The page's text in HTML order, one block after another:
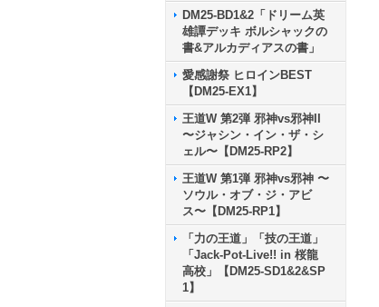
DM25-BD1&2「ドリーム英
雄譚デッキ ボルシャックの
書&アルカディアスの書」
愛感謝祭 ヒロインBEST
【DM25-EX1】
王道W 第2弾 邪神vs邪神II
〜ジャシン・イン・ザ・シ
ェル〜【DM25-RP2】
王道W 第1弾 邪神vs邪神 〜
ソウル・オブ・ジ・アビ
ス〜【DM25-RP1】
「力の王道」「技の王道」
「Jack-Pot-Live!! in 桜龍
高校」【DM25-SD1&2&SP
1】